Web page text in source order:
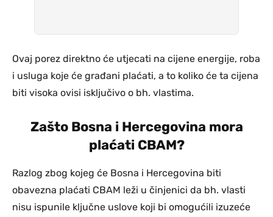
Ovaj porez direktno će utjecati na cijene energije, roba
i usluga koje će građani plaćati, a to koliko će ta cijena
biti visoka ovisi isključivo o bh. vlastima.
Zašto Bosna i Hercegovina mora
plaćati CBAM?
Razlog zbog kojeg će Bosna i Hercegovina biti
obavezna plaćati CBAM leži u činjenici da bh. vlasti
nisu ispunile ključne uslove koji bi omogućili izuzeće